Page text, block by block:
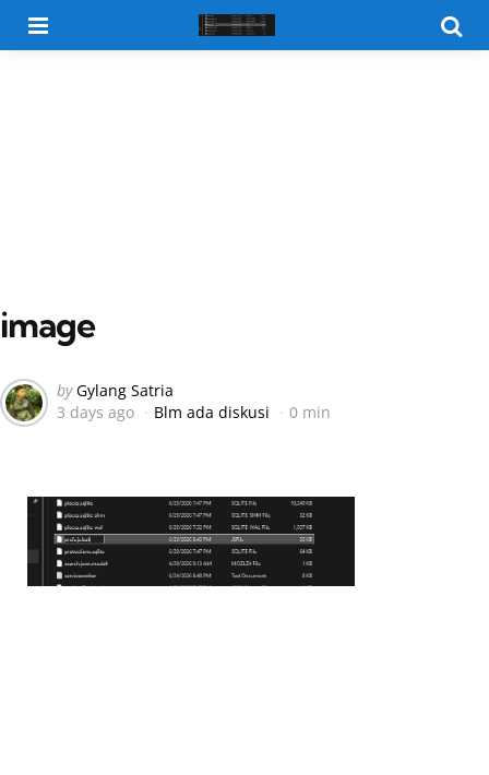
image
Posted
by
by Gylang Satria
3 days ago
Blm ada diskusi 0 min